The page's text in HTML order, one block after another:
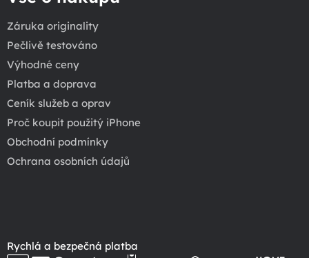
Záruka originality
Pečlivě testováno
Výhodné ceny
Platba a doprava
Ceník služeb a oprav
Proč koupit použitý iPhone
Obchodní podmínky
Ochrana osobních údajů
Rychlá a bezpečná platba